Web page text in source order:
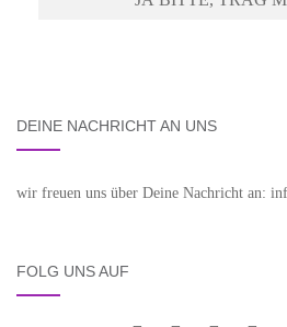
DEINE NACHRICHT AN UNS
wir freuen uns über Deine Nachricht an:
FOLG UNS AUF